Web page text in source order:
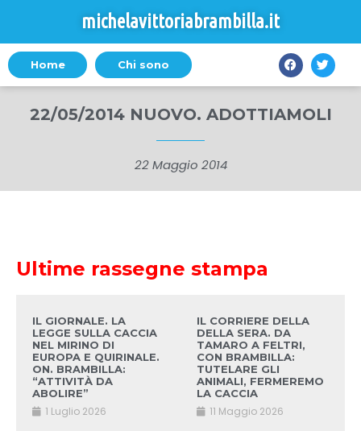
michelavittoriabrambilla.it
Home Chi sono
22/05/2014 NUOVO. ADOTTIAMOLI
22 Maggio 2014
Ultime rassegne stampa
IL GIORNALE. LA
LEGGE SULLA CACCIA
NEL MIRINO DI
EUROPA E QUIRINALE.
ON. BRAMBILLA:
“ATTIVITÀ DA
ABOLIRE”
1 Luglio 2026
IL CORRIERE DELLA
DELLA SERA. DA
TAMARO A FELTRI,
CON BRAMBILLA:
TUTELARE GLI
ANIMALI, FERMEREMO
LA CACCIA
11 Maggio 2026